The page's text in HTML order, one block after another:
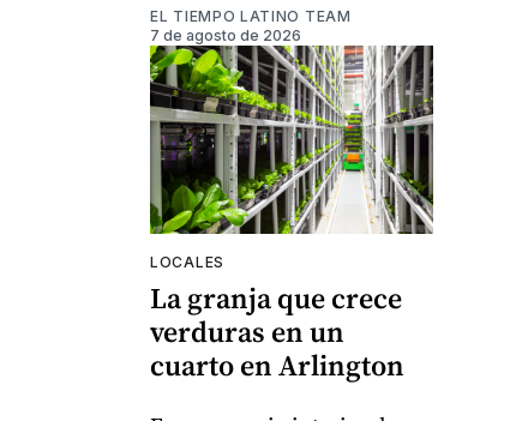
EL TIEMPO LATINO TEAM
7 de agosto de 2026
LOCALES
La granja que crece
verduras en un
cuarto en Arlington